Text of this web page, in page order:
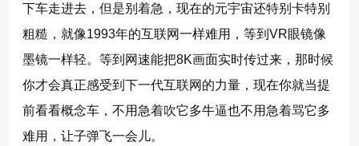
下车走进去，但是别着急，现在的元宇宙还特别卡特别
粗糙，就像1993年的互联网一样难用，等到VR眼镜像
墨镜一样轻。等到网速能把8K画面实时传过来，那时候
你才会真正感受到下一代互联网的力量，现在你就当提
前看看概念车，不用急着吹它多牛逼也不用急着骂它多
难用，让子弹飞一会儿。